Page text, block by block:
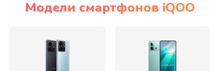
Модели смартфонов iQOO